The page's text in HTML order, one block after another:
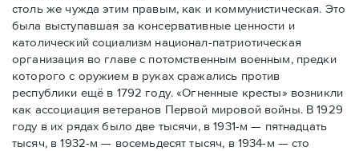
столь же чужда этим правым, как и коммунистическая. Это
была выступавшая за консервативные ценности и
католический социализм национал-патриотическая
организация во главе с потомственным военным, предки
которого с оружием в руках сражались против
республики ещё в 1792 году. «Огненные кресты» возникли
как ассоциация ветеранов Первой мировой войны. В 1929
году в их рядах было две тысячи, в 1931-м — пятнадцать
тысяч, в 1932-м — восемьдесят тысяч, в 1934-м — сто